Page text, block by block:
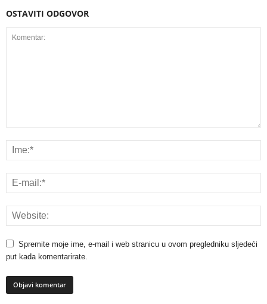
OSTAVITI ODGOVOR
Spremite moje ime, e-mail i web stranicu u ovom pregledniku sljedeći
put kada komentarirate.